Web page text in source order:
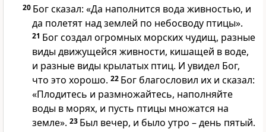
20 Бог сказал: «Да наполнится вода живностью, и
да полетят над землей по небосводу птицы».
21 Бог создал огромных морских чудищ, разные
виды движущейся живности, кишащей в воде,
и разные виды крылатых птиц. И увидел Бог,
что это хорошо. 22 Бог благословил их и сказал:
«Плодитесь и размножайтесь, наполняйте
воды в морях, и пусть птицы множатся на
земле». 23 Был вечер, и было утро – день пятый.